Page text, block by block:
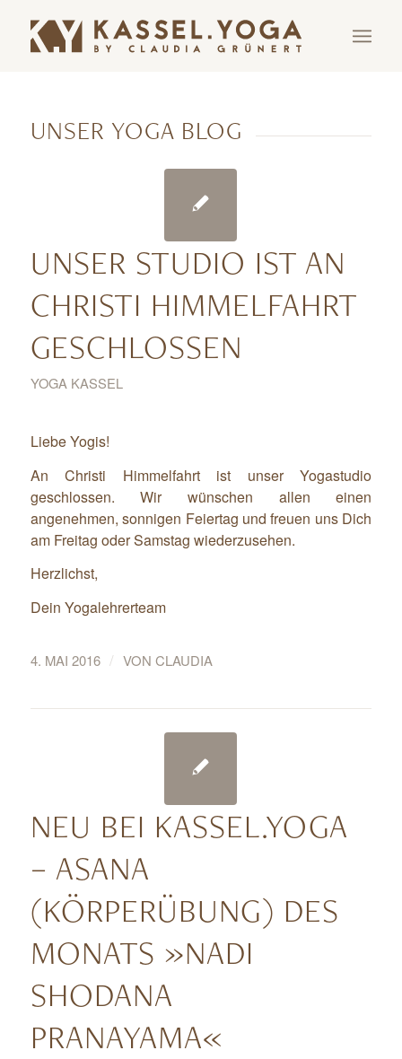
UNSER YOGA BLOG
UNSER STUDIO IST AN
CHRISTI HIMMELFAHRT
GESCHLOSSEN
YOGA KASSEL
Liebe Yogis!
An Christi Himmelfahrt ist unser Yogastudio
geschlossen. Wir wünschen allen einen
angenehmen, sonnigen Feiertag und freuen uns Dich
am Freitag oder Samstag wiederzusehen.
Herzlichst,
Dein Yogalehrerteam
4. MAI 2016 / VON CLAUDIA
NEU BEI KASSEL.YOGA
– ASANA
(KÖRPERÜBUNG) DES
MONATS »NADI
SHODANA
PRANAYAMA«